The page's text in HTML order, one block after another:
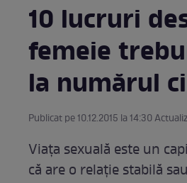
10 lucruri
femeie
la numărul
Publicat pe 10.12.2015 la 14:30
Viaţa sexuală este un
că are o relaţie stabilă